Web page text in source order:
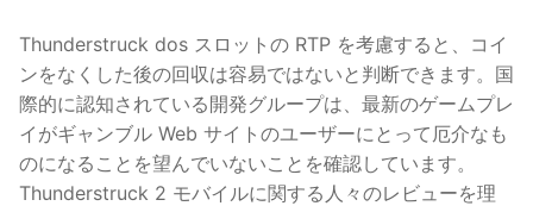
Thunderstruck dos スロットの RTP を考慮すると、コイ
ンをなくした後の回収は容易ではないと判断できます。国
際的に認知されている開発グループは、最新のゲームプレ
イがギャンブル Web サイトのユーザーにとって厄介なも
のになることを望んでいないことを確認しています。
Thunderstruck 2 モバイルに関する人々のレビューを理